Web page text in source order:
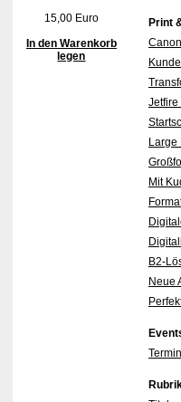
15,00 Euro
In den Warenkorb
legen
Print
Jetfire
Large
Mit
B2-
Neue